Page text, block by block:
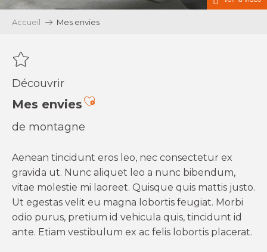
Accueil Mes envies
Découvrir
Mes enviesAjouter aux favoris
de montagne
Aenean tincidunt eros leo, nec consectetur ex
gravida ut. Nunc aliquet leo a nunc bibendum,
vitae molestie mi laoreet. Quisque quis mattis justo.
Ut egestas velit eu magna lobortis feugiat. Morbi
odio purus, pretium id vehicula quis, tincidunt id
ante. Etiam vestibulum ex ac felis lobortis placerat.